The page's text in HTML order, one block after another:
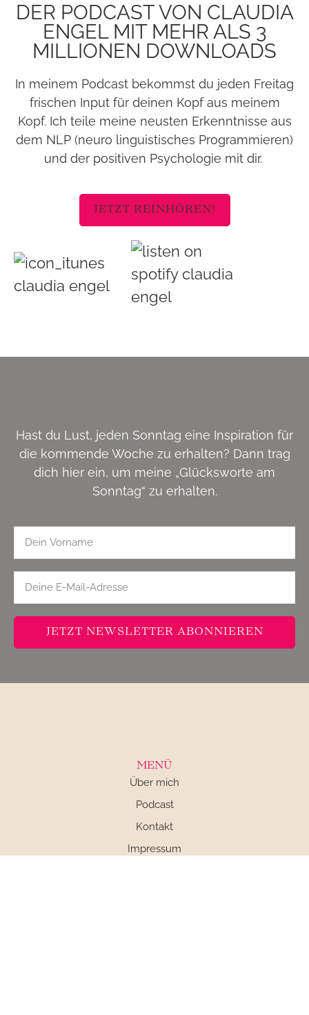
DER PODCAST VON CLAUDIA
ENGEL MIT MEHR ALS 3
MILLIONEN DOWNLOADS
In meinem Podcast bekommst du jeden Freitag
frischen Input für deinen Kopf aus meinem
Kopf. Ich teile meine neusten Erkenntnisse aus
dem NLP (neuro linguistisches Programmieren)
und der positiven Psychologie mit dir.
JETZT REINHÖREN!
Hast du Lust, jeden Sonntag eine Inspiration für
die kommende Woche zu erhalten? Dann trag
dich hier ein, um meine „Glücksworte am
Sonntag“ zu erhalten.
JETZT NEWSLETTER ABONNIEREN
MENÜ
Über mich
Podcast
Kontakt
Impressum